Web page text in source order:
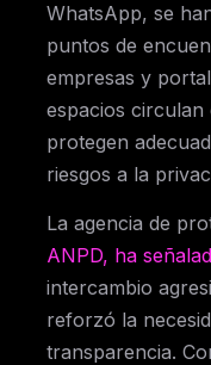
WhatsApp, se
puntos de
empresas y
espacios circulan
protegen
riesgos a la
La agencia de
ANPD, ha
intercambio
reforzó la
transparencia.